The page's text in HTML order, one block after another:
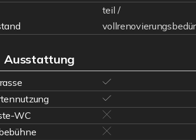
teil /
Ausstattung
WC